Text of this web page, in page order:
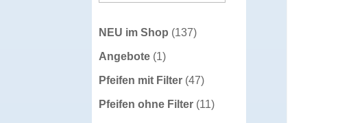
NEU im Shop 137137
Angebote 11
Produkt
Pfeifen mit Filter 4747
Produkte
Pfeifen ohne Filter 1111